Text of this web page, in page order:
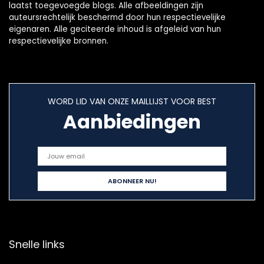
laatst toegevoegde blogs. Alle afbeeldingen zijn
auteursrechtelijk beschermd door hun respectievelijke
eigenaren. Alle geciteerde inhoud is afgeleid van hun
respectievelijke bronnen.
WORD LID VAN ONZE MAILLIJST VOOR BEST
Aanbiedingen
Snelle links